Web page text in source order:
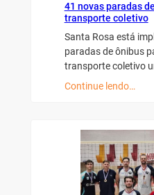
41 novas paradas
transporte coletivo
Santa Rosa está
paradas de ônibus
transporte coletivo
Continue lendo…